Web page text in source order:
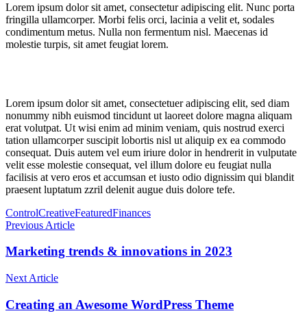
Lorem ipsum dolor sit amet, consectetur adipiscing elit. Nunc porta
fringilla ullamcorper. Morbi felis orci, lacinia a velit et, sodales
condimentum metus. Nulla non fermentum nisl. Maecenas id
molestie turpis, sit amet feugiat lorem.
Lorem ipsum dolor sit amet, consectetuer adipiscing elit, sed diam
nonummy nibh euismod tincidunt ut laoreet dolore magna aliquam
erat volutpat. Ut wisi enim ad minim veniam, quis nostrud exerci
tation ullamcorper suscipit lobortis nisl ut aliquip ex ea commodo
consequat. Duis autem vel eum iriure dolor in hendrerit in vulputate
velit esse molestie consequat, vel illum dolore eu feugiat nulla
facilisis at vero eros et accumsan et iusto odio dignissim qui blandit
praesent luptatum zzril delenit augue duis dolore tefe.
ControlCreativeFeaturedFinances
Previous Article
Marketing trends & innovations in 2023
Next Article
Creating an Awesome WordPress Theme